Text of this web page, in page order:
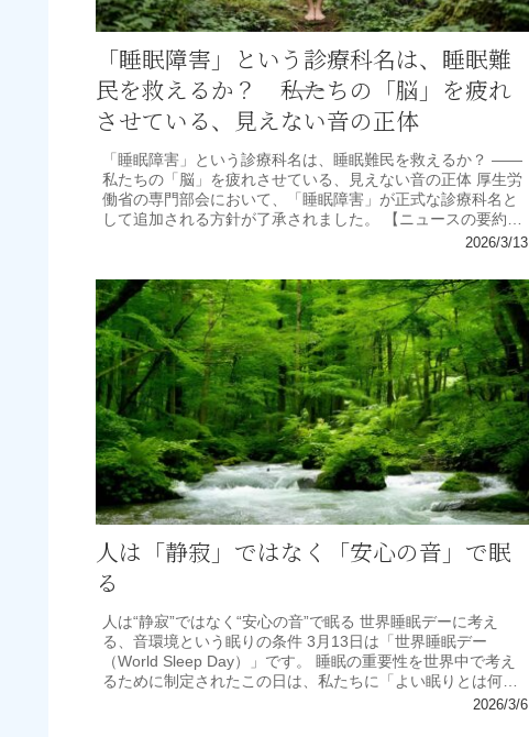
「睡眠障害」という診療科名は、睡眠難
民を救えるか？ ――私たちの「脳」を疲れ
させている、見えない音の正体
「睡眠障害」という診療科名は、睡眠難民を救えるか？ ――
私たちの「脳」を疲れさせている、見えない音の正体 厚生労
働省の専門部会において、「睡眠障害」が正式な診療科名と
して追加される方針が了承されました。 【ニュースの要約】
2026/3/13
人は「静寂」ではなく「安心の音」で眠
る
人は“静寂”ではなく“安心の音”で眠る 世界睡眠デーに考え
る、音環境という眠りの条件 3月13日は「世界睡眠デー
（World Sleep Day）」です。 睡眠の重要性を世界中で考え
るために制定されたこの日は、私たちに「よい眠りとは何
2026/3/6